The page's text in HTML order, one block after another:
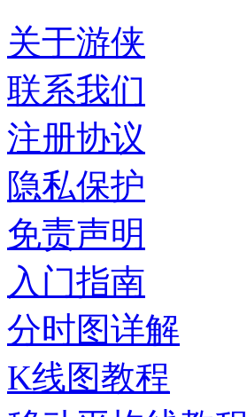
关于游侠
联系我们
注册协议
隐私保护
免责声明
入门指南
分时图详解
K线图教程